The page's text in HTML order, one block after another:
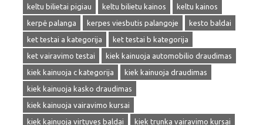
keltu bilietai pigiau
keltu bilietu kainos
keltu kainos
kerpė palanga
kerpes viesbutis palangoje
kesto baldai
ket testai a kategorija
ket testai b kategorija
ket vairavimo testai
kiek kainuoja automobilio draudimas
kiek kainuoja c kategorija
kiek kainuoja draudimas
kiek kainuoja kasko draudimas
kiek kainuoja vairavimo kursai
kiek kainuoja virtuves baldai
kiek trunka vairavimo kursai